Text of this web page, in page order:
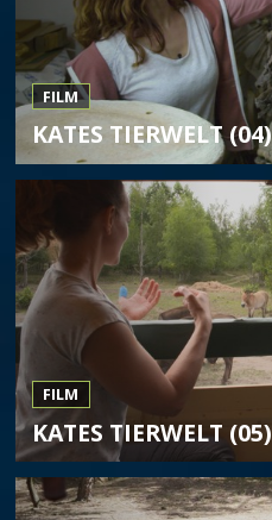
FILM
KATES TIERWELT (04)
FILM
KATES TIERWELT (05)